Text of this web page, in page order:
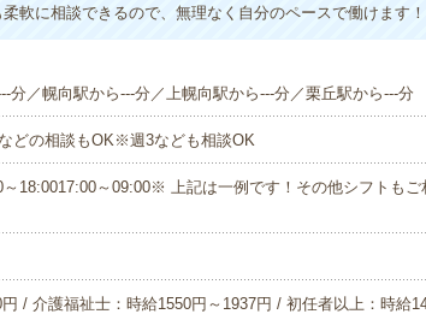
軟に相談できるので、無理なく自分のペースで働けます！
分／幌向駅から---分／上幌向駅から---分／栗丘駅から---分
どの相談もOK※週3なども相談OK
～18:0017:00～09:00※ 上記は一例です！その他シフトもご
/ 介護福祉士：時給1550円～1937円 / 初任者以上：時給